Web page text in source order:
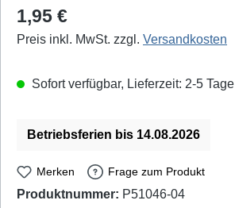
Regulärer Preis:
1,95 €
Preis inkl. MwSt. zzgl. Versandkosten
Sofort verfügbar, Lieferzeit: 2-5 Tage
Betriebsferien bis 14.08.2026
Merken Frage zum Produkt
Produktnummer: P51046-04